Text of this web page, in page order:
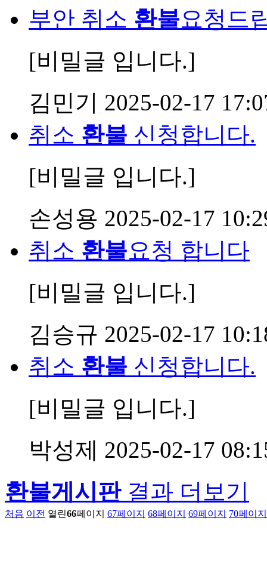
부안 취소 환불요청드
[비밀글 입니다.]
김민기 2025-02-17
취소 환불 신청합니다.
[비밀글 입니다.]
손성용 2025-02-17
취소 환불요청 합니다
[비밀글 입니다.]
김승규 2025-02-17
취소 환불 신청합니다.
[비밀글 입니다.]
박성제 2025-02-17
환불게시판결과 더보기
처음 이전 열린66페이지 67페이지 68페이지 69페이지 70페이지